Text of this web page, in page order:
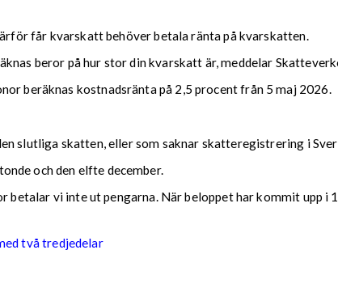
får kvarskatt behöver betala ränta på kvarskatten.
beror på hur stor din kvarskatt är, meddelar
beräknas kostnadsränta på 2,5 procent från 5 maj 2026.
slutliga skatten, eller som saknar skatteregistrering i
och den elfte december.
betalar vi inte ut pengarna. När beloppet har kommit
två tredjedelar